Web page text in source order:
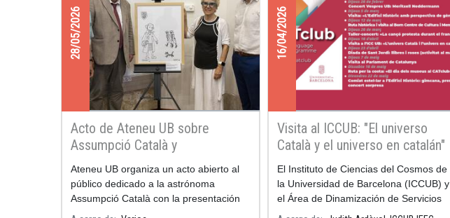
28/05/2026
Acto de Ateneu UB sobre
Assumpció Català y
presentación del dibujo de
Pilarín Bayés dedicado a la
astrónoma
Ateneu UB organiza un acto abierto al
público dedicado a la astrónoma
Assumpció Català con la presentación
del libro Assumpció Català, la mujer que
16/04/2026
Visita al ICCUB: "El universo
Català y el universo en catalán"
El Instituto de Ciencias del Cosmos de
la Universidad de Barcelona (ICCUB) y
el Área de Dinamización de Servicios
Lingüísticos UB organizan una actividad